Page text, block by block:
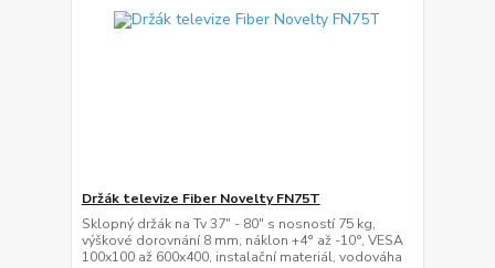
Držák televize Fiber Novelty FN75T
Sklopný držák na Tv 37" - 80" s nosností 75 kg,
výškové dorovnání 8 mm, náklon +4° až -10°, VESA
100x100 až 600x400, instalační materiál, vodováha